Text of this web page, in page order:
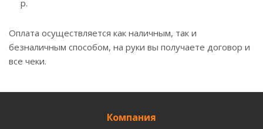
р.
Оплата осуществляется как наличным, так и
безналичным способом, на руки вы получаете договор и
все чеки.
Компания